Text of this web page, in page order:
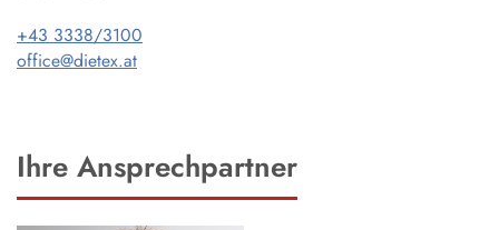
+43 3338/3100
office@dietex.at
Ihre Ansprechpartner